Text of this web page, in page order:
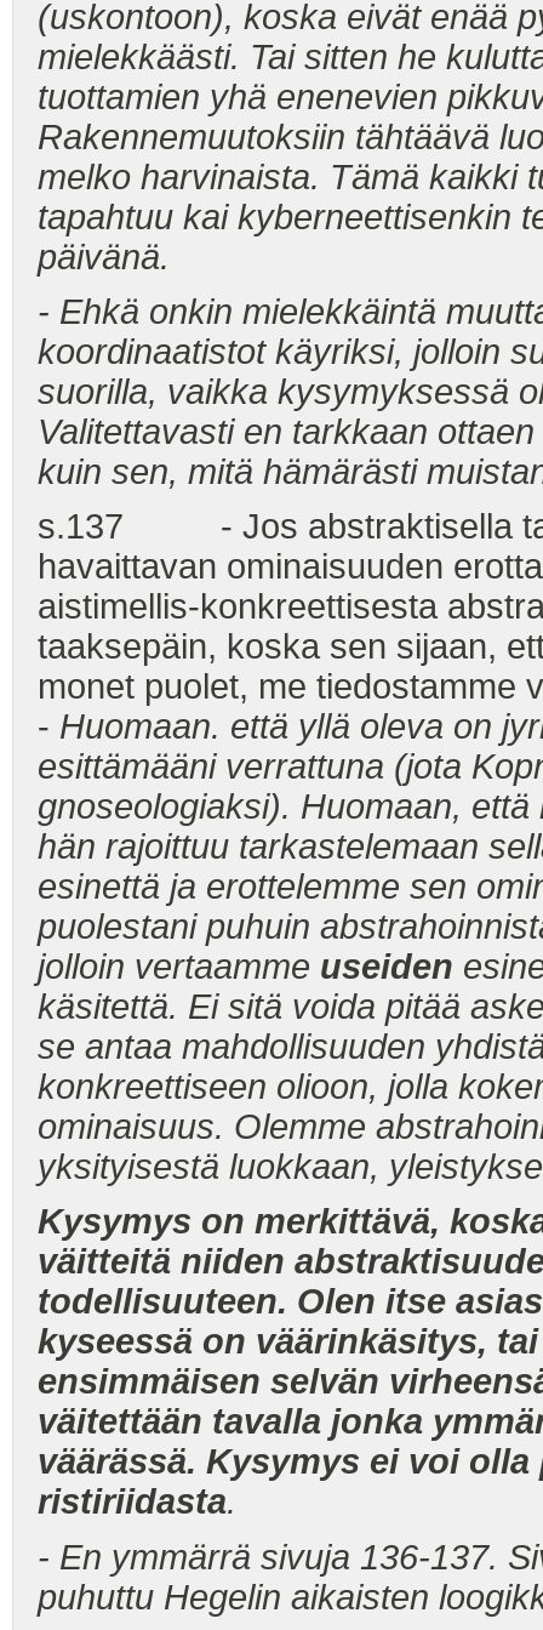
(uskontoon), koska eivät enää
mielekkäästi. Tai sitten he
tuottamien yhä enenevien
Rakennemuutoksiin tähtäävä
melko harvinaista. Tämä kaikki
tapahtuu kai kyberneettisenkin
päivänä.
- Ehkä onkin mielekkäintä
koordinaatistot käyriksi, jolloin
suorilla, vaikka kysymyksessä
Valitettavasti en tarkkaan
kuin sen, mitä hämärästi
s.137 - Jos abstraktisella
havaittavan ominaisuuden
aistimellis-konkreettisesta
taaksepäin, koska sen sijaan,
monet puolet, me tiedostamme
- Huomaan. että yllä oleva on
esittämääni verrattuna (jota
gnoseologiaksi). Huomaan,
hän rajoittuu tarkastelemaan
esinettä ja erottelemme sen
puolestani puhuin
jolloin vertaamme useiden
käsitettä. Ei sitä voida pitää
se antaa mahdollisuuden
konkreettiseen olioon, jolla
ominaisuus. Olemme
yksityisestä luokkaan,
Kysymys on merkittävä,
väitteitä niiden
todellisuuteen. Olen itse
kyseessä on väärinkäsitys,
ensimmäisen selvän
väitettään tavalla jonka
väärässä. Kysymys ei voi
ristiriidasta.
- En ymmärrä sivuja 136-137.
puhuttu Hegelin aikaisten